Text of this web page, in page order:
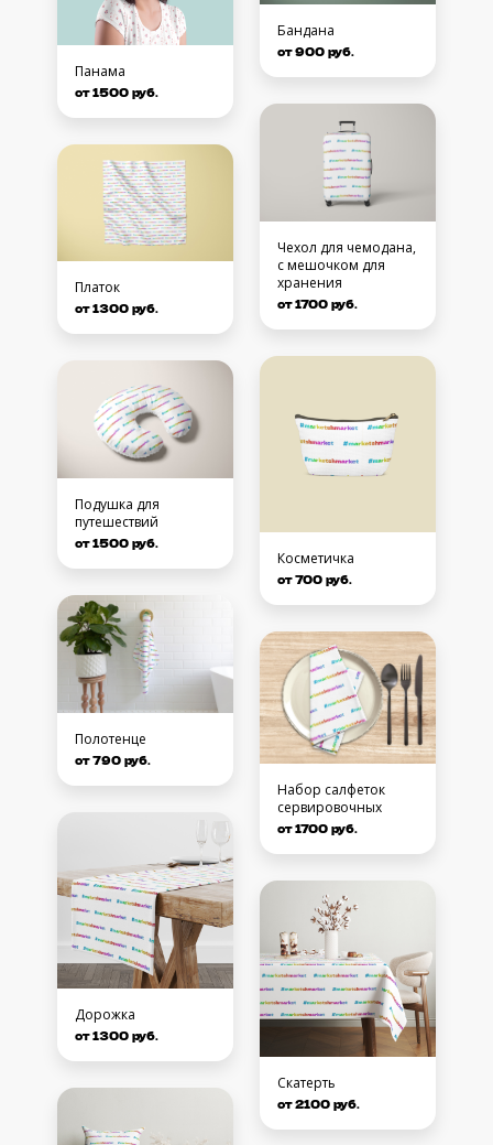
Панама
от 1500 руб.
Платок
от 1300 руб.
Подушка для
путешествий
от 1500 руб.
Полотенце
от 790 руб.
Дорожка
от 1300 руб.
Бандана
от 900 руб.
Чехол для чемодана,
с мешочком для
хранения
от 1700 руб.
Косметичка
от 700 руб.
Набор салфеток
сервировочных
от 1700 руб.
Скатерть
от 2100 руб.